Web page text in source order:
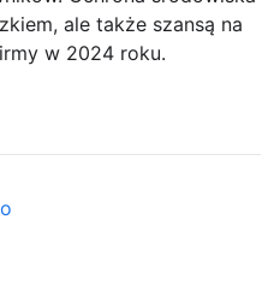
ale także szansą na
w 2024 roku.